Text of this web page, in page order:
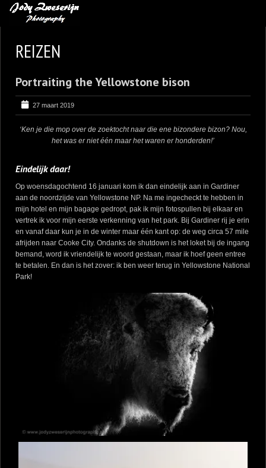
BLOG
LEREN VAN KUNST
BENCE MATE FOTOHUTTEN
OVER MIJ
REIZEN
Portraiting the Yellowstone bison
27 maart 2019
‘Ken je die mop over de zoektocht naar die ene bizondere bizon? Nou,
het was er niet één maar het waren er honderden!’
Eindelijk daar!
Op woensdagochtend 16 januari kom ik dan eindelijk aan in Gardiner
aan de noordzijde van Yellowstone NP. Na me ingecheckt te hebben in
mijn hotel en mijn bagage gedropt, pak ik mijn fotospullen bij elkaar en
vertrek ik voor mijn eerste verkenning van het park. Bij Gardiner rij je erin
en vanaf daar kun je in de winter maar één kant op: de weg circa 57 mile
afrijden naar Cooke City. Ondanks de shutdown is het loket bij de ingang
bemand, word ik vriendelijk te woord gestaan, maar ik hoef geen entree
te betalen. En dan is het zover: ik ben weer terug in Yellowstone National
Park!